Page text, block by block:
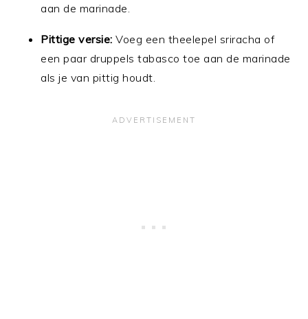
aan de marinade.
Pittige versie: Voeg een theelepel sriracha of
een paar druppels tabasco toe aan de marinade
als je van pittig houdt.